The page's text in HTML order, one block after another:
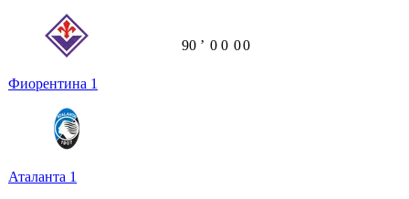
Фиорентина 1
Аталанта 1
90 ʼ 0 0 00